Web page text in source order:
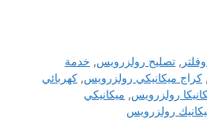
,تصليح رولزرويس, خدمة
, كراج ميكانيكي رولزرويس, كهربائي
رولزرويس, ميكانيكي
رولزرويس